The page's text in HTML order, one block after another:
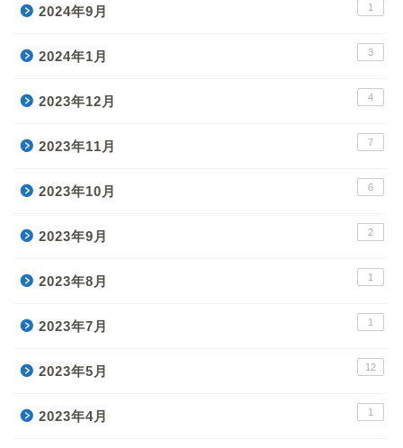
2024年9月 1
2024年1月 3
2023年12月 4
2023年11月 7
2023年10月 6
2023年9月 2
2023年8月 1
2023年7月 1
2023年5月 12
2023年4月 1